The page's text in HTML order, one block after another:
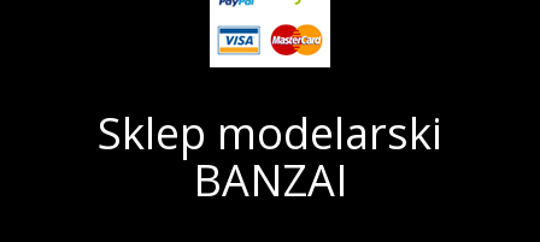
Sklep modelarski
BANZAI